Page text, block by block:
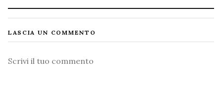
LASCIA UN COMMENTO
Commento